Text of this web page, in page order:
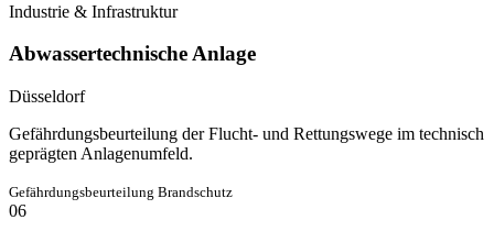
Industrie & Infrastruktur
Abwassertechnische Anlage
Düsseldorf
Gefährdungsbeurteilung der Flucht- und Rettungswege im technisch
geprägten Anlagenumfeld.
Gefährdungsbeurteilung Brandschutz
06